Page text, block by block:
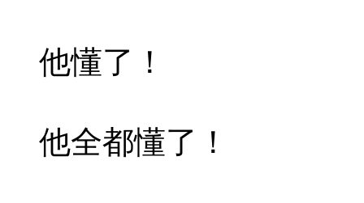
他懂了！
他全都懂了！